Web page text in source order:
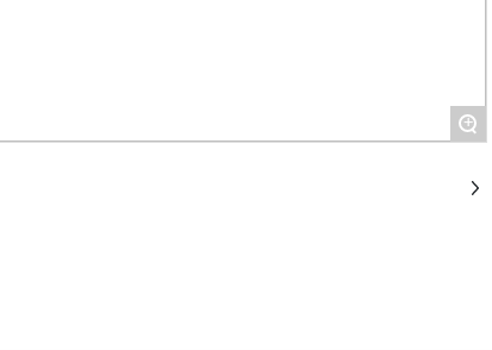
+